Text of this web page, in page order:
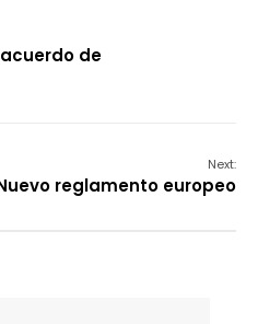
acuerdo de
Next:
reglamento europeo